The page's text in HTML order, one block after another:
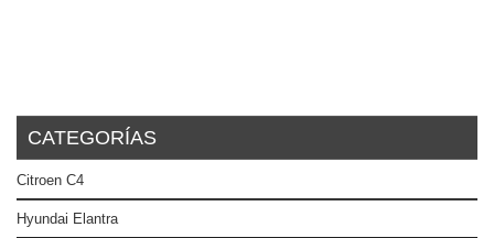
CATEGORÍAS
Citroen C4
Hyundai Elantra